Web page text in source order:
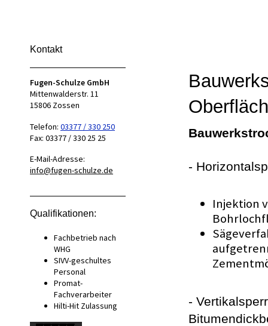
Kontakt
Fugen-Schulze GmbH
Mittenwalderstr. 11
15806 Zossen
Telefon: 03377 / 330 250
Fax: 03377 / 330 25 25
E-Mail-Adresse:
info@fugen-schulze.de
Qualifikationen:
Fachbetrieb nach
WHG
SIVV-geschultes
Personal
Promat-
Fachverarbeiter
Hilti-Hit Zulassung
-
Injektion
-